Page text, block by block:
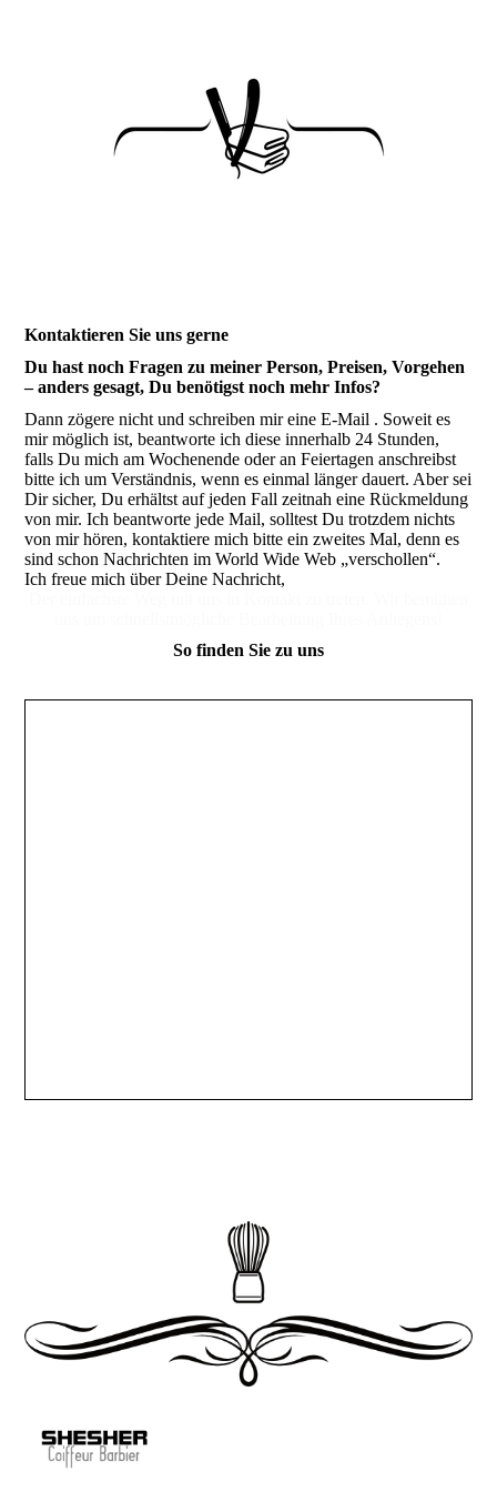
Kontaktieren Sie uns gerne
Du hast noch Fragen zu meiner Person, Preisen, Vorgehen
– anders gesagt, Du benötigst noch mehr Infos?
Dann zögere nicht und schreiben mir eine E-Mail . Soweit es
mir möglich ist, beantworte ich diese innerhalb 24 Stunden,
falls Du mich am Wochenende oder an Feiertagen anschreibst
bitte ich um Verständnis, wenn es einmal länger dauert. Aber sei
Dir sicher, Du erhältst auf jeden Fall zeitnah eine Rückmeldung
von mir. Ich beantworte jede Mail, solltest Du trotzdem nichts
von mir hören, kontaktiere mich bitte ein zweites Mal, denn es
sind schon Nachrichten im World Wide Web „verschollen“.
Ich freue mich über Deine Nachricht,
So finden Sie zu uns